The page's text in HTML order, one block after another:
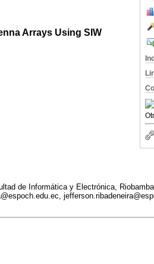
Arrays Using SIW
de Informática y Electrónica,